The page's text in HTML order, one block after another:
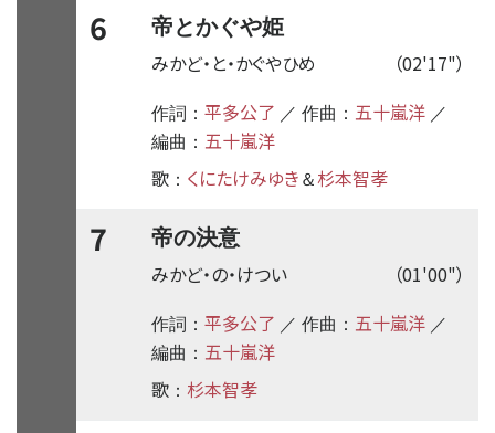
6 帝とかぐや姫
（02'17"）
みかど・と・かぐやひめ
作詞： 平多公了 ／ 作曲： 五十嵐洋 ／
編曲： 五十嵐洋
歌 ： くにたけみゆき ＆杉本智孝
7 帝の決意
（01'00"）
みかど・の・けつい
作詞： 平多公了 ／ 作曲： 五十嵐洋 ／
編曲： 五十嵐洋
歌 ： 杉本智孝